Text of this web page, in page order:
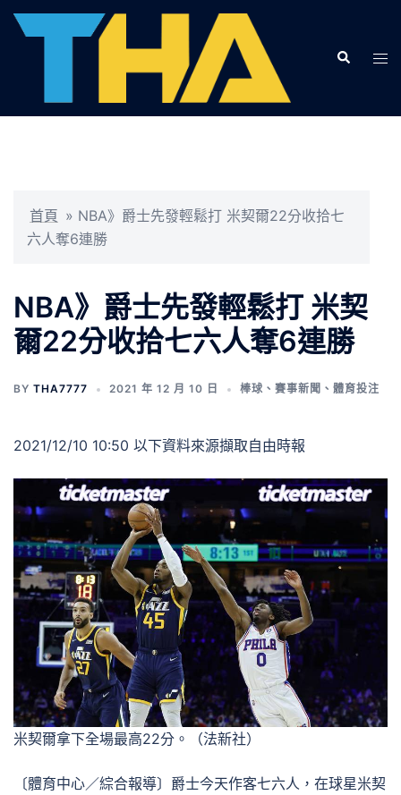
Search
首頁 » NBA》爵士先發輕鬆打 米契爾22分收拾七
六人奪6連勝
NBA》爵士先發輕鬆打 米契
爾22分收拾七六人奪6連勝
BY THA7777 2021 年 12 月 10 日 棒球 、 賽事新聞 、 體育投注
2021/12/10 10:50 以下資料來源擷取自由時報
米契爾拿下全場最高22分。（法新社）
〔體育中心／綜合報導〕爵士今天作客七六人，在球星米契